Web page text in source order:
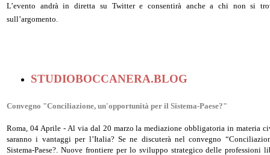
L’evento andrà in diretta su Twitter e consentirà anche a chi non si
sull’argomento.
STUDIOBOCCANERA.BLOG
Convegno "Conciliazione, un'opportunità per il Sistema-Paese?"
Roma, 04 Aprile - Al via dal 20 marzo la mediazione obbligatoria in materia
saranno i vantaggi per l’Italia? Se ne discuterà nel convegno
Sistema-Paese?. Nuove frontiere per lo sviluppo strategico delle professioni